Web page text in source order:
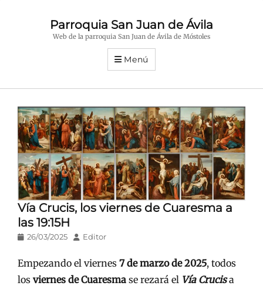
Parroquia San Juan de Ávila
Web de la parroquia San Juan de Ávila de Móstoles
Menú
Vía Crucis, los viernes de Cuaresma a
las 19:15H
Publicado
26/03/2025 AutorEditor
Empezando el viernes 7 de marzo de 2025, todos
los viernes de Cuaresma se rezará el Vía Crucisa